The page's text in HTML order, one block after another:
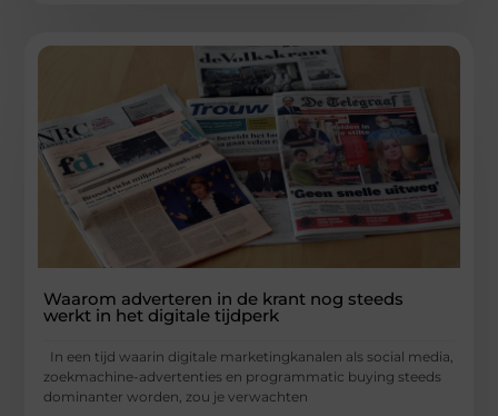
Waarom adverteren in de krant nog steeds
werkt in het digitale tijdperk
In een tijd waarin digitale marketingkanalen als social media,
zoekmachine-advertenties en programmatic buying steeds
dominanter worden, zou je verwachten